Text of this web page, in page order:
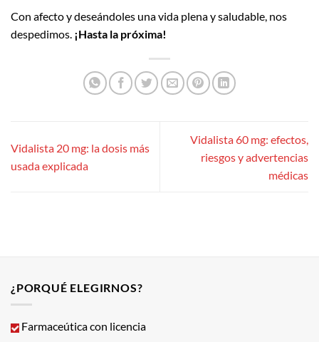
Con afecto y deseándoles una vida plena y saludable, nos
despedimos. ¡Hasta la próxima!
Vidalista 20 mg: la dosis más
usada explicada
Vidalista 60 mg: efectos,
riesgos y advertencias
médicas
¿PORQUÉ ELEGIRNOS?
Farmaceútica con licencia